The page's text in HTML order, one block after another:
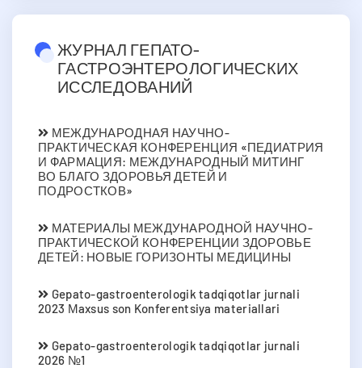
ЖУРНАЛ ГЕПАТО-
ГАСТРОЭНТЕРОЛОГИЧЕСКИХ
ИССЛЕДОВАНИЙ
МЕЖДУНАРОДНАЯ НАУЧНО-
ПРАКТИЧЕСКАЯ КОНФЕРЕНЦИЯ «ПЕДИАТРИЯ
И ФАРМАЦИЯ: МЕЖДУНАРОДНЫЙ МИТИНГ
ВО БЛАГО ЗДОРОВЬЯ ДЕТЕЙ И
ПОДРОСТКОВ»
МАТЕРИАЛЫ МЕЖДУНАРОДНОЙ НАУЧНО-
ПРАКТИЧЕСКОЙ КОНФЕРЕНЦИИ ЗДОРОВЬЕ
ДЕТЕЙ: НОВЫЕ ГОРИЗОНТЫ МЕДИЦИНЫ
Gepato-gastroenterologik tadqiqotlar jurnali
2023 Мaxsus son Konferentsiya materiallari
Gepato-gastroenterologik tadqiqotlar jurnali
2026 №1